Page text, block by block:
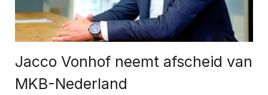
Jacco Vonhof neemt afscheid van
MKB-Nederland